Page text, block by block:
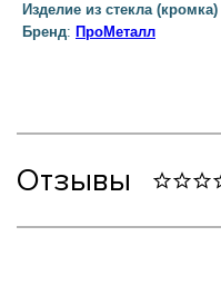
Изделие из стекла (кромка)
Бренд: ПроМеталл
Отзывы